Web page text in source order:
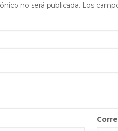
no será publicada. Los